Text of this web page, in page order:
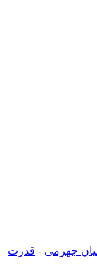
جهرمی - قدرت